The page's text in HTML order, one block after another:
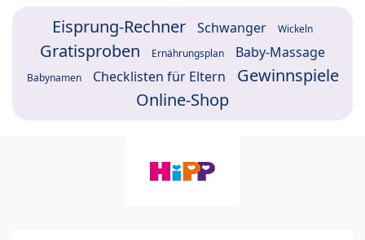
Eisprung-Rechner Schwanger Wickeln
Gratisproben Ernährungsplan Baby-Massage
Babynamen Checklisten für Eltern
Gewinnspiele
Online-Shop